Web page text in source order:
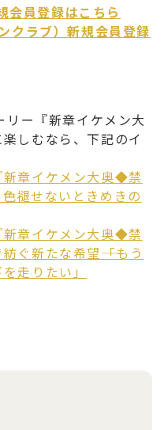
員登録はこちら
クラブ）新規会員登録
ー『新章イケメン大
しむなら、下記のイ
新章イケメン大奥◆禁
褪せないときめきの
新章イケメン大奥◆禁
ぐ新たな希望――「もう
走りたい」